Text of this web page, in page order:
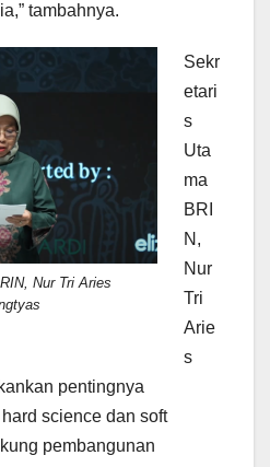
tambahnya.
Nur Tri Aries
Sekr
etari
s
Uta
ma
BRI
N,
Nur
Tri
Arie
s
pentingnya
science dan soft
pembangunan